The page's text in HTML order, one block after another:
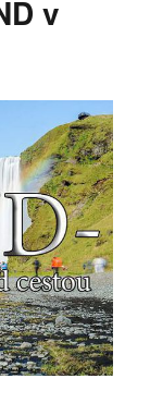
od
Prahy
–
Eilat
v